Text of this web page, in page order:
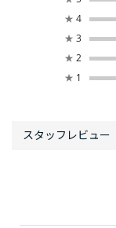
★ 4
★ 3
★ 2
★ 1